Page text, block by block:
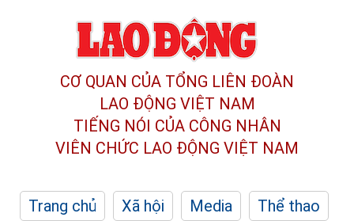
CƠ QUAN CỦA TỔNG LIÊN ĐOÀN
LAO ĐỘNG VIỆT NAM
TIẾNG NÓI CỦA CÔNG NHÂN
VIÊN CHỨC LAO ĐỘNG VIỆT NAM
Trang chủ Xã hội Media
Thể thao